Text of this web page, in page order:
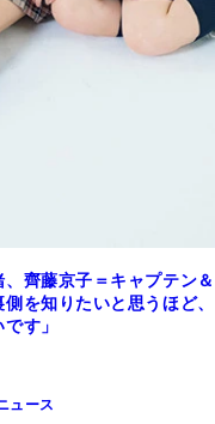
齊藤京子＝キャプテン＆
を知りたいと思うほど、
す」
ュース